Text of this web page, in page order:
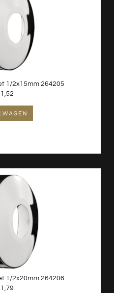
1/2x15mm 264205
1,52
1/2x20mm 264206
1,79